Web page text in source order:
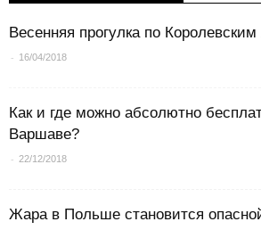
Весенняя прогулка по
- 16/04/2018
Как и где можно абсолютно
Варшаве?
- 22/12/2018
Жара в Польше становится